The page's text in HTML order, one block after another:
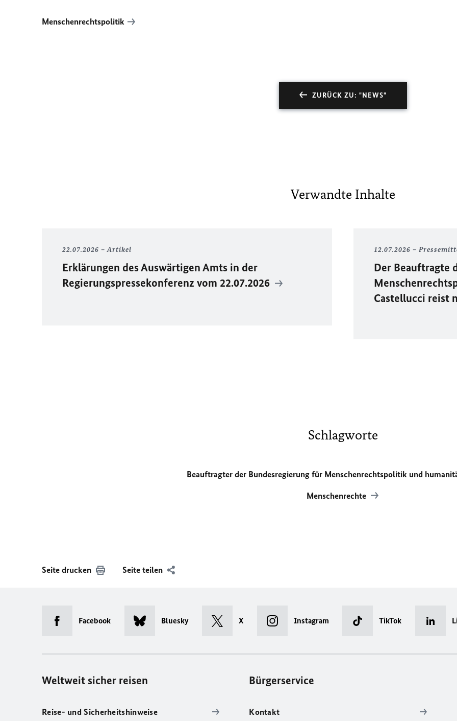
Menschenrechtspolitik
ZURÜCK ZU: "NEWS"
Verwandte Inhalte
22.07.2026 Artikel
Erklärungen des Auswärtigen Amts in der
Regierungspressekonferenz vom 22.07.2026
12.07.2026
Der Beauftragte
Castellucci reist
Schlagworte
Beauftragter der Bundesregierung für Menschenrechtspolitik und
Menschenrechte
Seite drucken Seite teilen
Facebook Bluesky X Instagram TikTok
Weltweit sicher reisen
Reise- und Sicherheitshinweise
Bürgerservice
Kontakt